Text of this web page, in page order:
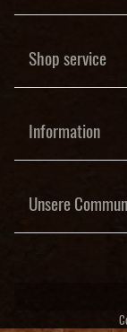
Shop service
Information
Unsere